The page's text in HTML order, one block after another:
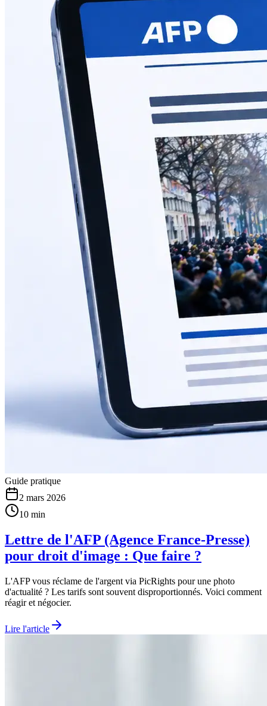
Guide pratique
2 mars 2026
10 min
Lettre de l'AFP (Agence France-Presse)
pour droit d'image : Que faire ?
L'AFP vous réclame de l'argent via PicRights pour une photo
d'actualité ? Les tarifs sont souvent disproportionnés. Voici comment
réagir et négocier.
Lire l'article